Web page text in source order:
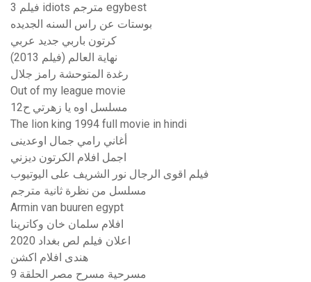
فيلم 3 idiots مترجم egybest
بوستات عن راس السنه الجديده
كرتون باربي جديد عربي
نهاية العالم (فيلم 2013)
رغدة المتوحشة رامز جلال
Out of my league movie
مسلسل اوه يا زهرتي ح12
The lion king 1994 full movie in hindi
أغاني رامي جمال اوعدينى
اجمل افلام الكرتون ديزني
فيلم اقوى الرجال نور الشريف على اليوتيوب
مسلسل من نظرة ثانية مترجم
Armin van buuren egypt
افلام سلمان خان وكاترينا
اعلان فيلم لص بغداد 2020
هندى افلام اكشن
مسرحية مسرح مصر الحلقة 9